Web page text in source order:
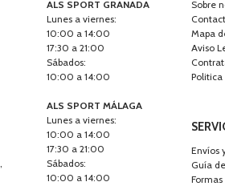
ALS SPORT GRANADA
Lunes a viernes:
10:00 a 14:00
17:30 a 21:00
Sábados:
10:00 a 14:00
ALS SPORT MÁLAGA
Lunes a viernes:
10:00 a 14:00
17:30 a 21:00
Sábados:
10:00 a 14:00
Sobre
Mapa
Aviso
Politica
Envíos
Guía